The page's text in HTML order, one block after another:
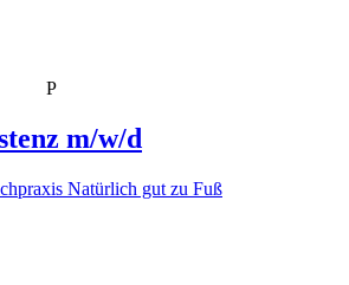
P
m/w/d
Natürlich gut zu Fuß